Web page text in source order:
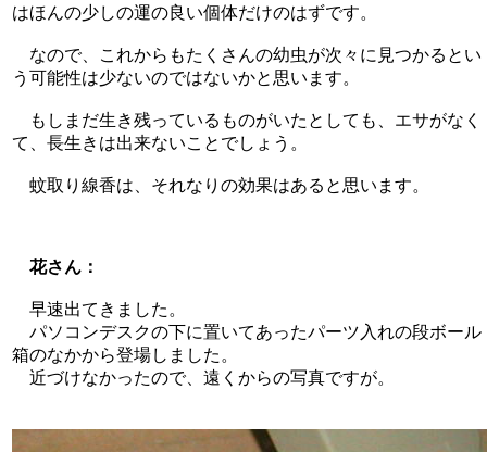
はほんの少しの運の良い個体だけのはずです。
なので、これからもたくさんの幼虫が次々に見つかるとい
う可能性は少ないのではないかと思います。
もしまだ生き残っているものがいたとしても、エサがなく
て、長生きは出来ないことでしょう。
蚊取り線香は、それなりの効果はあると思います。
花さん：
早速出てきました。
パソコンデスクの下に置いてあったパーツ入れの段ボール
箱のなかから登場しました。
近づけなかったので、遠くからの写真ですが。